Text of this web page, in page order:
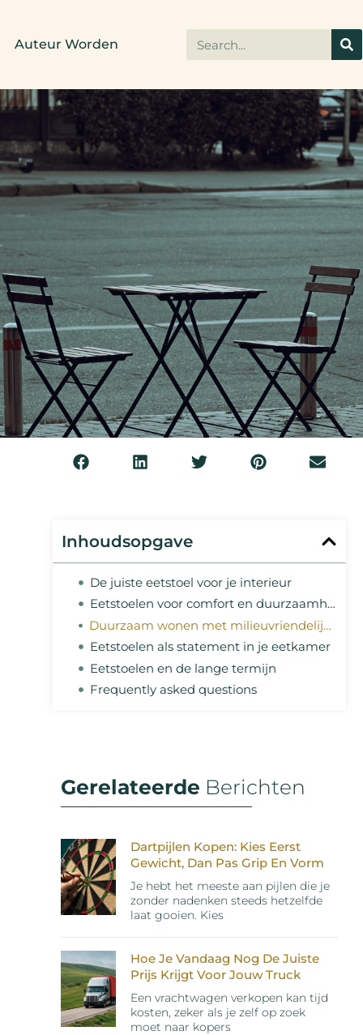
Auteur Worden
Inhoudsopgave
De juiste eetstoel voor je interieur
Eetstoelen voor comfort en duurzaamheid
Duurzaam wonen met milieuvriendelijke meubels
Eetstoelen als statement in je eetkamer
Eetstoelen en de lange termijn
Frequently asked questions
Gerelateerde Berichten
Dartpijlen Kopen: Kies Eerst
Gewicht, Dan Pas Grip En Vorm
Je hebt het meeste aan pijlen die je
zonder nadenken steeds hetzelfde
laat gooien. Kies
Hoe Je Vandaag Nog De Juiste
Prijs Krijgt Voor Jouw Truck
Een vrachtwagen verkopen kan tijd
kosten, zeker als je zelf op zoek
moet naar kopers